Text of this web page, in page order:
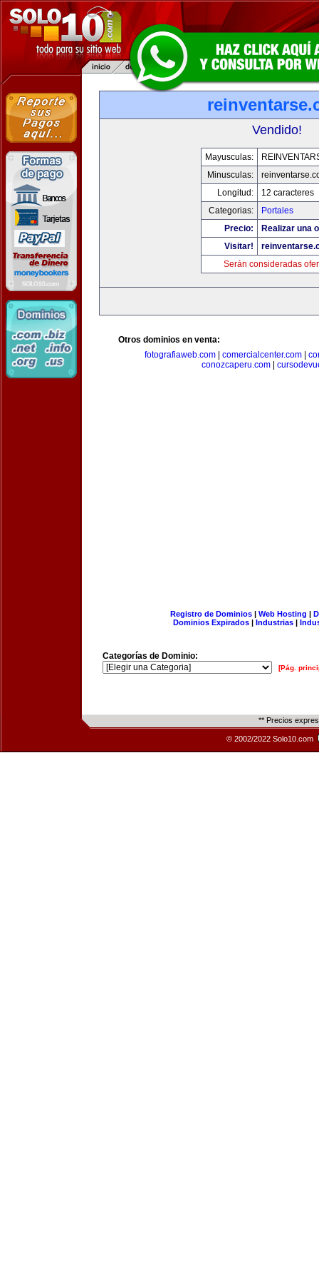
Vendido!
Mayusculas:
Minusculas:
Longitud:
12 caracteres
Categorias:
Portales
Precio:
Realizar una
Visitar!
Serán consideradas
Otros dominios en venta:
fotografiaweb.com| comercialcenter.com|
conozcaperu.com
Registro de Dominios| Web Hosting |
Dominios Expirados | Industrias |
Categorías de Dominio:
[Pág.
** Precios
© 2002/2022 Solo10.com